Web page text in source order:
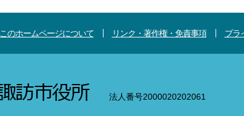
このホームページについて リンク・著作権・免責事項 プラ
法人番号2000020202061